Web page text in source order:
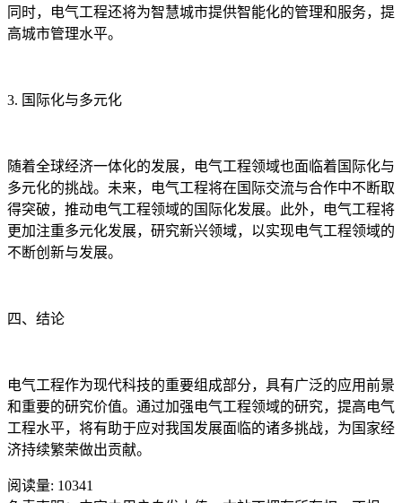
同时，电气工程还将为智慧城市提供智能化的管理和服务，提
高城市管理水平。
3. 国际化与多元化
随着全球经济一体化的发展，电气工程领域也面临着国际化与
多元化的挑战。未来，电气工程将在国际交流与合作中不断取
得突破，推动电气工程领域的国际化发展。此外，电气工程将
更加注重多元化发展，研究新兴领域，以实现电气工程领域的
不断创新与发展。
四、结论
电气工程作为现代科技的重要组成部分，具有广泛的应用前景
和重要的研究价值。通过加强电气工程领域的研究，提高电气
工程水平，将有助于应对我国发展面临的诸多挑战，为国家经
济持续繁荣做出贡献。
阅读量: 10341